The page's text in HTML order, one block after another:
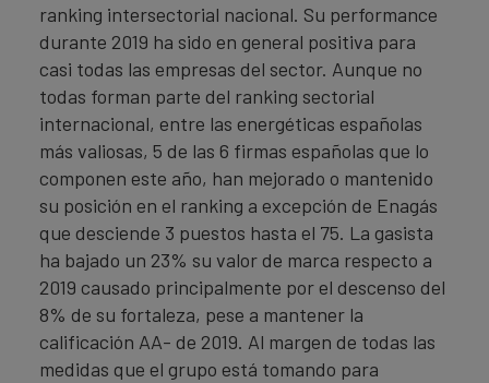
ranking intersectorial nacional. Su performance
durante 2019 ha sido en general positiva para
casi todas las empresas del sector. Aunque no
todas forman parte del ranking sectorial
internacional, entre las energéticas españolas
más valiosas, 5 de las 6 firmas españolas que lo
componen este año, han mejorado o mantenido
su posición en el ranking a excepción de Enagás
que desciende 3 puestos hasta el 75. La gasista
ha bajado un 23% su valor de marca respecto a
2019 causado principalmente por el descenso del
8% de su fortaleza, pese a mantener la
calificación AA- de 2019. Al margen de todas las
medidas que el grupo está tomando para